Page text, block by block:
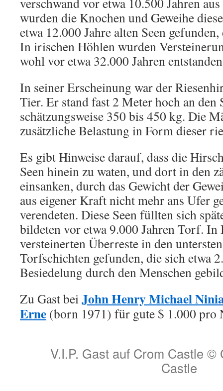
wurden die Knochen und Geweihe
etwa 12.000 Jahre alten Seen
In irischen Höhlen wurden
wohl vor etwa 32.000 Jahren
In seiner Erscheinung war der
Tier. Er stand fast 2 Meter hoch an
schätzungsweise 350 bis 450 kg. Die
zusätzliche Belastung in Form dieser
Es gibt Hinweise darauf, dass die
Seen hinein zu waten, und dort in den
einsanken, durch das Gewicht der
aus eigener Kraft nicht mehr ans Ufer
verendeten. Diese Seen füllten sich
bildeten vor etwa 9.000 Jahren Torf.
versteinerten Überreste in den
Torfschichten gefunden, die sich etwa
Besiedelung durch den Menschen
Zu Gast beiJohn Henry Michael
Erne (born 1971) für gute $ 1.000 pro
V.I.P. Gast auf Crom Castle ©
Castle